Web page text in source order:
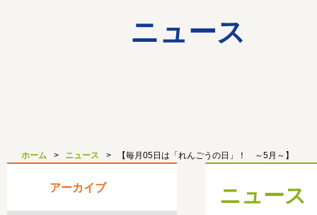
ニュース
ホーム ニュース 【毎月05日は「れんごうの日」！ ～5月～】
ニュース
アーカイブ